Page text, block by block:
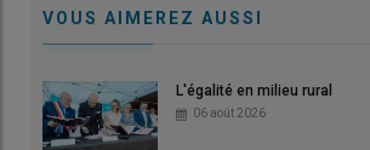
VOUS AIMEREZ AUSSI
L'égalité en milieu rural
06 août 2026